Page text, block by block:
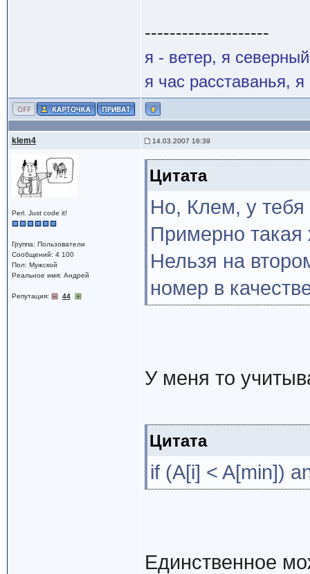
--------------------
я - ветер, я
я час расставанья,
klem4 14.03.2007 16:39
Perl. Just code it!
Группа: Пользователи
Сообщений: 4 100
Пол: Мужской
Реальное имя: Андрей
Репутация: 44
Цитата
Но, Клем, у
Примерно такая
Нельзя на
номер в
У меня то
Цитата
if (A[i] < A[min])
Единственное